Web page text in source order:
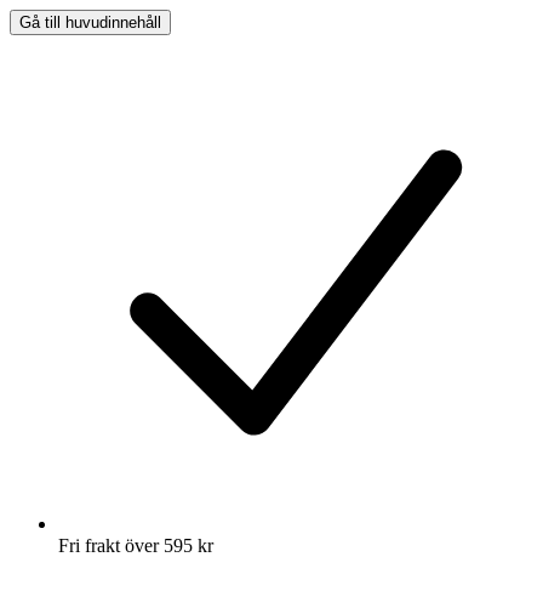
Gå till huvudinnehåll
Fri frakt över 595 kr